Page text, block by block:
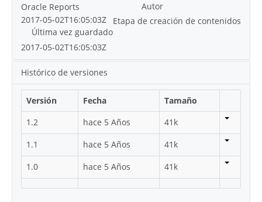
Autor
Oracle Reports
Etapa de creación de contenidos
2017-05-02T16:05:03Z
Última vez guardado
2017-05-02T16:05:03Z
Histórico de versiones
Versión Fecha
Tamaño
1.2
hace 5 Años
41k
1.1
hace 5 Años
41k
1.0
hace 5 Años 41k